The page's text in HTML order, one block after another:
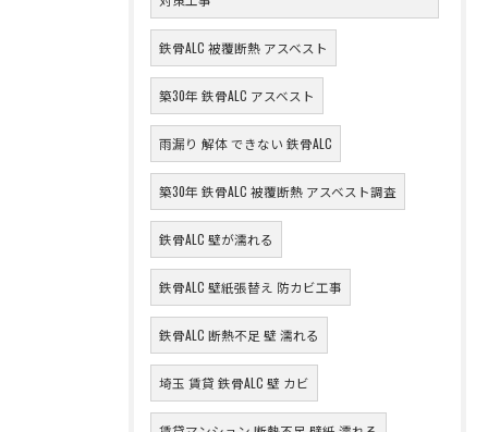
鉄骨ALC 被覆断熱 アスベスト
築30年 鉄骨ALC アスベスト
雨漏り 解体 できない 鉄骨ALC
築30年 鉄骨ALC 被覆断熱 アスベスト調査
鉄骨ALC 壁が濡れる
鉄骨ALC 壁紙張替え 防カビ工事
鉄骨ALC 断熱不足 壁 濡れる
埼玉 賃貸 鉄骨ALC 壁 カビ